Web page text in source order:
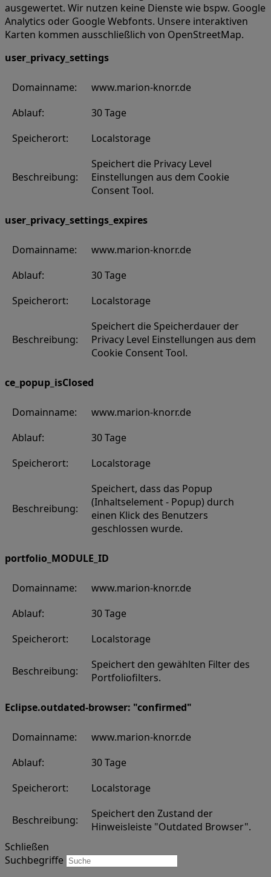
ausgewertet. Wir nutzen keine Dienste wie bspw. Google
Analytics oder Google Webfonts. Unsere interaktiven
Karten kommen ausschließlich von OpenStreetMap.
user_privacy_settings
Domainname:
www.marion-knorr.de
Ablauf:
30 Tage
Speicherort:
Localstorage
Beschreibung:
Speichert die Privacy Level
Einstellungen aus dem Cookie
Consent Tool.
user_privacy_settings_expires
Domainname:
www.marion-knorr.de
Ablauf:
30 Tage
Speicherort:
Localstorage
Beschreibung:
Speichert die Speicherdauer der
Privacy Level Einstellungen aus dem
Cookie Consent Tool.
ce_popup_isClosed
Domainname:
www.marion-knorr.de
Ablauf:
30 Tage
Speicherort:
Localstorage
Beschreibung:
Speichert, dass das Popup
(Inhaltselement - Popup) durch
einen Klick des Benutzers
geschlossen wurde.
portfolio_MODULE_ID
Domainname:
www.marion-knorr.de
Ablauf:
30 Tage
Speicherort:
Localstorage
Beschreibung:
Speichert den gewählten Filter des
Portfoliofilters.
Eclipse.outdated-browser: "confirmed"
Domainname:
www.marion-knorr.de
Ablauf:
30 Tage
Speicherort:
Localstorage
Beschreibung:
Speichert den Zustand der
Hinweisleiste "Outdated Browser".
Schließen
Suchbegriffe